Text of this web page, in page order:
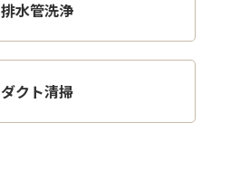
排水管洗浄
ダクト清掃